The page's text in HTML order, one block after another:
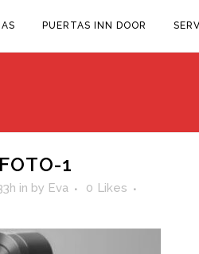
PUERTAS INN DOOR
FOTO-1
in by Eva 0 Likes